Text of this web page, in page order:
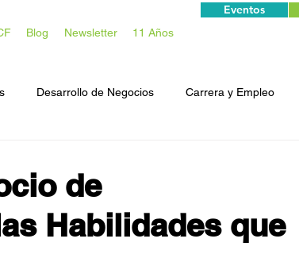
Blog Newsletter 11 Años
Eventos
Desarrollo de Negocios Carrera y Empleo
de
Habilidades que